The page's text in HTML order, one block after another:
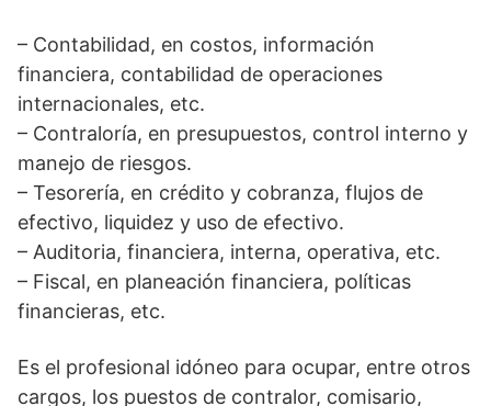
– Contabilidad, en costos, información
financiera, contabilidad de operaciones
internacionales, etc.
– Contraloría, en presupuestos, control interno y
manejo de riesgos.
– Tesorería, en crédito y cobranza, flujos de
efectivo, liquidez y uso de efectivo.
– Auditoria, financiera, interna, operativa, etc.
– Fiscal, en planeación financiera, políticas
financieras, etc.
Es el profesional idóneo para ocupar, entre otros
cargos, los puestos de contralor, comisario,